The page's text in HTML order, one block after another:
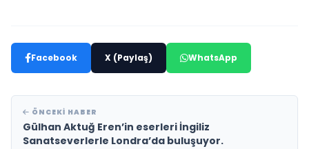
Facebook X (Paylaş) WhatsApp
ÖNCEKI HABER
Gülhan Aktuğ Eren’in eserleri İngiliz
Sanatseverlerle Londra’da buluşuyor.